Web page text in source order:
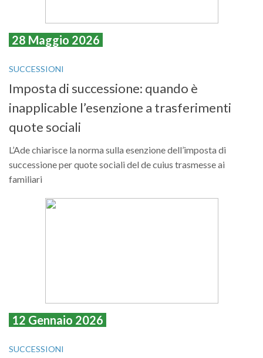
28 Maggio 2026
SUCCESSIONI
Imposta di successione: quando è
inapplicable l’esenzione a trasferimenti
quote sociali
L’Ade chiarisce la norma sulla esenzione dell’imposta di
successione per quote sociali del de cuius trasmesse ai
familiari
12 Gennaio 2026
SUCCESSIONI